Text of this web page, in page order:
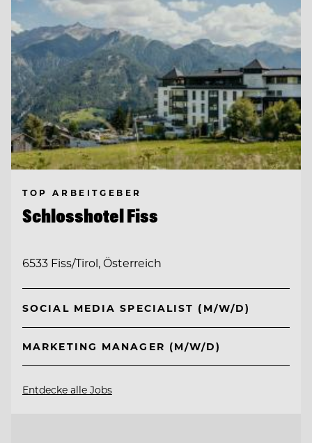
TOP ARBEITGEBER
Schlosshotel Fiss
6533 Fiss/Tirol, Österreich
SOCIAL MEDIA SPECIALIST (M/W/D)
MARKETING MANAGER (M/W/D)
Entdecke alle Jobs